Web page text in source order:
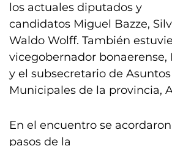
los actuales diputados y
candidatos Miguel Bazze,
Waldo Wolff. También
vicegobernador bonaerense,
y el subsecretario de Asuntos
Municipales de la provincia,
En el encuentro se
pasos de la